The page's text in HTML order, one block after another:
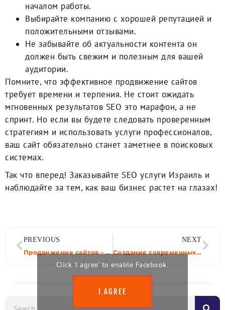
началом работы.
Выбирайте компанию с хорошей репутацией и
положительными отзывами.
Не забывайте об актуальности контента он
должен быть свежим и полезным для вашей
аудитории.
Помните, что эффективное продвижение сайтов
требует времени и терпения. Не стоит ожидать
мгновенных результатов SEO это марафон, а не
спринт. Но если вы будете следовать проверенным
стратегиям и использовать услуги профессионалов,
ваш сайт обязательно станет заметнее в поисковых
системах.
Так что вперед! Заказывайте SEO услуги Израиль и
наблюдайте за тем, как ваш бизнес растет на глазах!
PREVIOUS
Продвижение сайтов – Как правильно начать продвижение
NEXT
Создание современных сайтов в Израиле: технологии и тренды
Click 'I agree' to enable Facebook
I AGREE